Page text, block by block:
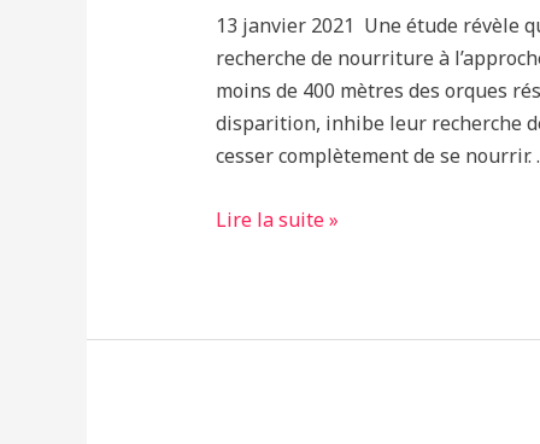
13 janvier 2021 Une étude révèle
recherche de nourriture à
moins de 400 mètres des orques
disparition, inhibe leur recherche
cesser complètement de se nourrir.
Les
des
Lire la suite »